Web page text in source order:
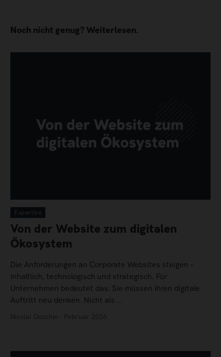
Noch nicht genug? Weiterlesen.
Expertise
Von der Website zum digitalen
Ökosystem
Die Anforderungen an Corporate Websites steigen –
inhaltlich, technologisch und strategisch. Für
Unternehmen bedeutet das: Sie müssen ihren digitale
Auftritt neu denken. Nicht als …